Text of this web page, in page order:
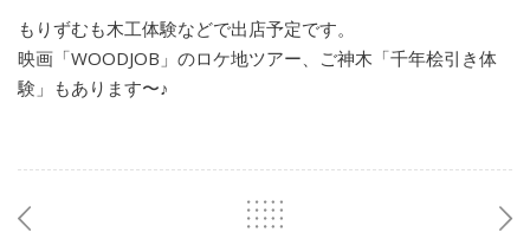
もりずむも木工体験などで出店予定です。
映画「WOODJOB」のロケ地ツアー、ご神木「千年桧引き体
験」もあります〜♪